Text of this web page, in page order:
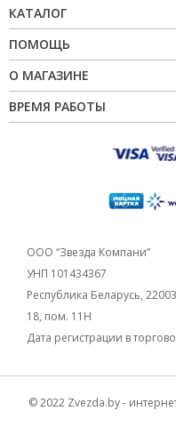
КАТАЛОГ
ПОМОЩЬ
О МАГАЗИНЕ
ВРЕМЯ РАБОТЫ
ООО “Звезда Компани”
УНП 101434367
Республика Беларусь,
18, пом. 11Н
Дата регистрации в
© 2022 Zvezda.by -